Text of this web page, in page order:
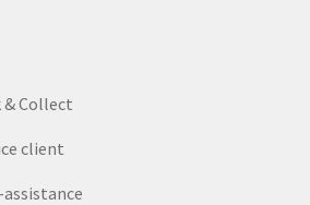
& Collect
client